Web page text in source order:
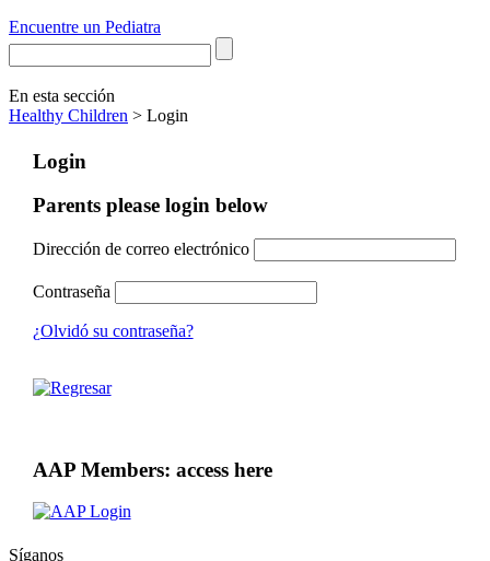
Encuentre un Pediatra
En esta sección
Healthy Children > Login
Login
Parents please login below
Dirección de correo electrónico
Contraseña
¿Olvidó su contraseña?
AAP Members: access here
Síganos